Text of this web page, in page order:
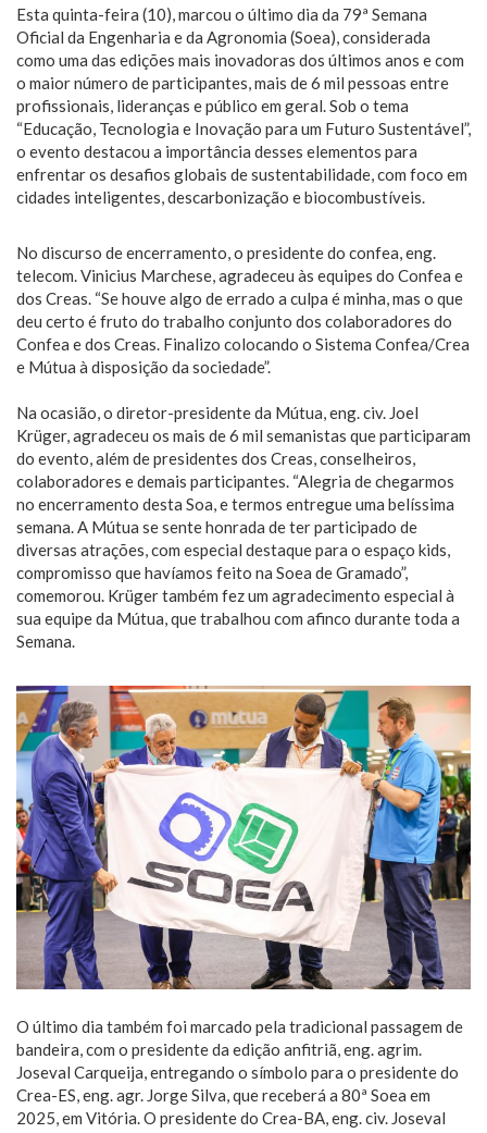
Esta quinta-feira (10), marcou o último dia da 79ª Semana
Oficial da Engenharia e da Agronomia (Soea), considerada
como uma das edições mais inovadoras dos últimos anos e com
o maior número de participantes, mais de 6 mil pessoas entre
profissionais, lideranças e público em geral. Sob o tema
“Educação, Tecnologia e Inovação para um Futuro Sustentável”,
o evento destacou a importância desses elementos para
enfrentar os desafios globais de sustentabilidade, com foco em
cidades inteligentes, descarbonização e biocombustíveis.
No discurso de encerramento, o presidente do confea, eng.
telecom. Vinicius Marchese, agradeceu às equipes do Confea e
dos Creas. “Se houve algo de errado a culpa é minha, mas o que
deu certo é fruto do trabalho conjunto dos colaboradores do
Confea e dos Creas. Finalizo colocando o Sistema Confea/Crea
e Mútua à disposição da sociedade”.
Na ocasião, o diretor-presidente da Mútua, eng. civ. Joel
Krüger, agradeceu os mais de 6 mil semanistas que participaram
do evento, além de presidentes dos Creas, conselheiros,
colaboradores e demais participantes. “Alegria de chegarmos
no encerramento desta Soa, e termos entregue uma belíssima
semana. A Mútua se sente honrada de ter participado de
diversas atrações, com especial destaque para o espaço kids,
compromisso que havíamos feito na Soea de Gramado”,
comemorou. Krüger também fez um agradecimento especial à
sua equipe da Mútua, que trabalhou com afinco durante toda a
Semana.
O último dia também foi marcado pela tradicional passagem de
bandeira, com o presidente da edição anfitriã, eng. agrim.
Joseval Carqueija, entregando o símbolo para o presidente do
Crea-ES, eng. agr. Jorge Silva, que receberá a 80ª Soea em
2025, em Vitória. O presidente do Crea-BA, eng. civ. Joseval